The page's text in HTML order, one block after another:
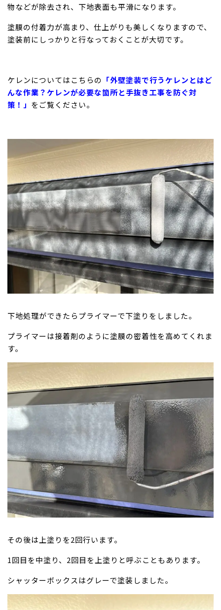
物などが除去され、下地表面も平滑になります。
塗膜の付着力が高まり、仕上がりも美しくなりますので、
塗装前にしっかりと行なっておくことが大切です。
ケレンについてはこちらの 「外壁塗装で行うケレンとはど
んな作業？ケレンが必要な箇所と手抜き工事を防ぐ対
策！」 をご覧ください。
下地処理ができたらプライマーで下塗りをしました。
プライマーは接着剤のように塗膜の密着性を高めてくれま
す。
その後は上塗りを2回行います。
1回目を中塗り、2回目を上塗りと呼ぶこともあります。
シャッターボックスはグレーで塗装しました。